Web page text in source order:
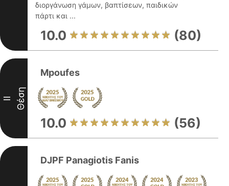
διοργάνωση γάμων, βαπτίσεων, παιδικών
πάρτι και ...
10.0 (80)
II Θέση
Mpoufes
10.0 (56)
DJPF Panagiotis Fanis